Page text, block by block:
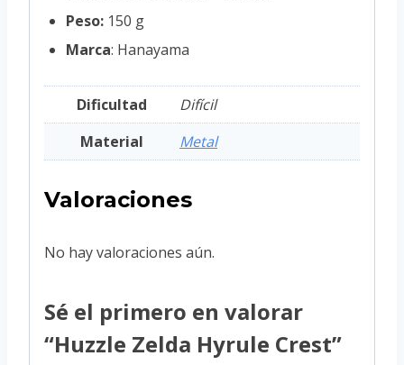
Peso: 150 g
Marca: Hanayama
Dificultad
Difícil
Material
Metal
Valoraciones
No hay valoraciones aún.
Sé el primero en valorar
“Huzzle Zelda Hyrule Crest”